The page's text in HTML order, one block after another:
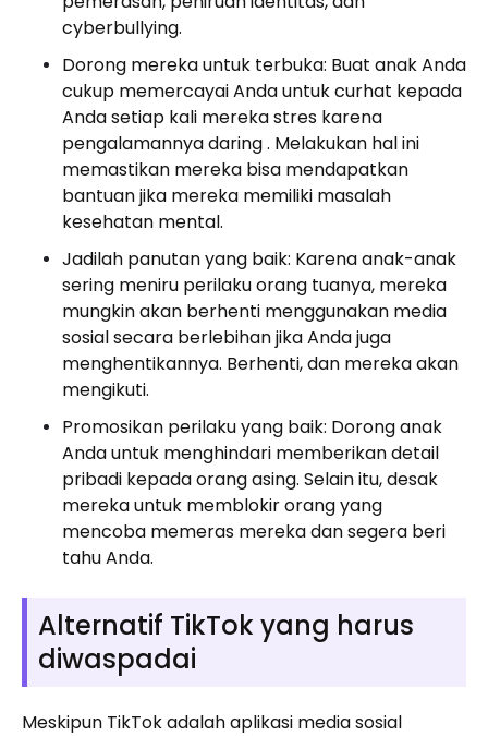
cyberbullying.
Dorong mereka untuk terbuka: Buat anak Anda
cukup memercayai Anda untuk curhat kepada
Anda setiap kali mereka stres karena
pengalamannya daring . Melakukan hal ini
memastikan mereka bisa mendapatkan
bantuan jika mereka memiliki masalah
kesehatan mental.
Jadilah panutan yang baik: Karena anak-anak
sering meniru perilaku orang tuanya, mereka
mungkin akan berhenti menggunakan media
sosial secara berlebihan jika Anda juga
menghentikannya. Berhenti, dan mereka akan
mengikuti.
Promosikan perilaku yang baik: Dorong anak
Anda untuk menghindari memberikan detail
pribadi kepada orang asing. Selain itu, desak
mereka untuk memblokir orang yang
mencoba memeras mereka dan segera beri
tahu Anda.
Alternatif TikTok yang harus
diwaspadai
Meskipun TikTok adalah aplikasi media sosial